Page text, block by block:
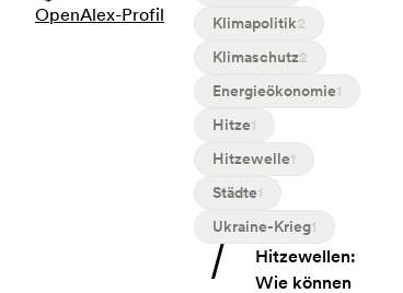
OpenAlex-Profil
Klimapolitik2
Klimaschutz2
Energieökonomie1
Hitze1
Hitzewelle1
Städte1
Ukraine-Krieg1
Hitzewellen:
Wie können
Angebot: Hitzewellen: